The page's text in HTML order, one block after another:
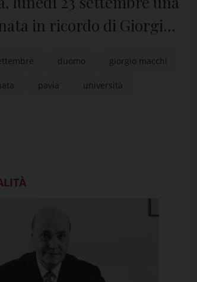
in ricordo di Giorgio
duomo giorgio macchi
pavia università